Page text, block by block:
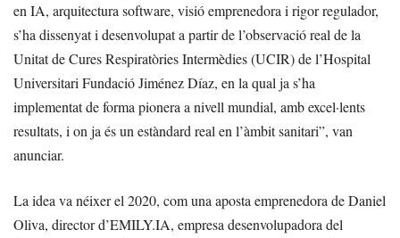
en IA, arquitectura software, visió emprenedora i rigor regulador,
s’ha dissenyat i desenvolupat a partir de l’observació real de la
Unitat de Cures Respiratòries Intermèdies (UCIR) de l’Hospital
Universitari Fundació Jiménez Díaz, en la qual ja s’ha
implementat de forma pionera a nivell mundial, amb excel·lents
resultats, i on ja és un estàndard real en l’àmbit sanitari”, van
anunciar.
La idea va néixer el 2020, com una aposta emprenedora de Daniel
Oliva, director d’EMILY.IA, empresa desenvolupadora del